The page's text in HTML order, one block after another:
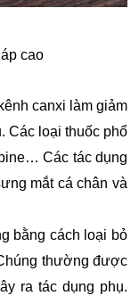
cao
canxi làm giảm
Các loại thuốc phổ
Các tác dụng
mắt cá chân và
bằng cách loại bỏ
thường được
ra tác dụng phụ.